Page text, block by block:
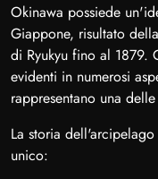
Okinawa possiede
Giappone, risultato
di Ryukyu fino al 1879.
evidenti in numerosi
rappresentano una
La storia
unico: